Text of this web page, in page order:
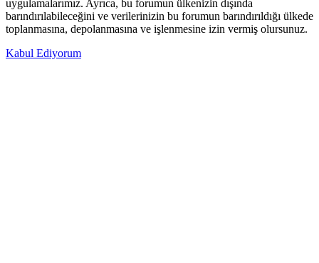
uygulamalarımız. Ayrıca, bu forumun ülkenizin dışında
barındırılabileceğini ve verilerinizin bu forumun barındırıldığı ülkede
toplanmasına, depolanmasına ve işlenmesine izin vermiş olursunuz.
Kabul Ediyorum